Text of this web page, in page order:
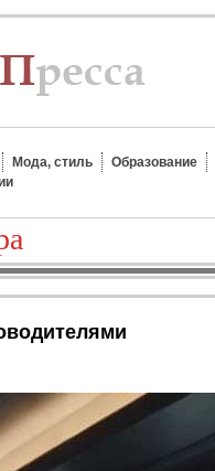
Мода, стиль Образование